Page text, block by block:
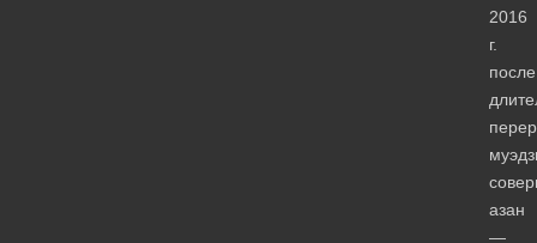
2016
г.
после
азан
—